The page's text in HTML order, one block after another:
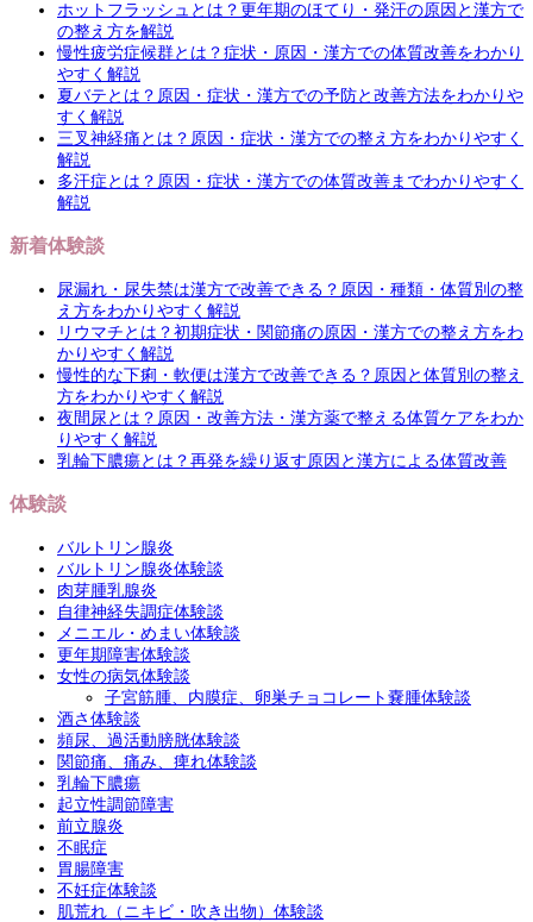
ホットフラッシュとは？更年期のほてり・発汗の原因と漢方で
の整え方を解説
慢性疲労症候群とは？症状・原因・漢方での体質改善をわかり
やすく解説
夏バテとは？原因・症状・漢方での予防と改善方法をわかりや
すく解説
三叉神経痛とは？原因・症状・漢方での整え方をわかりやすく
解説
多汗症とは？原因・症状・漢方での体質改善までわかりやすく
解説
新着体験談
尿漏れ・尿失禁は漢方で改善できる？原因・種類・体質別の整
え方をわかりやすく解説
リウマチとは？初期症状・関節痛の原因・漢方での整え方をわ
かりやすく解説
慢性的な下痢・軟便は漢方で改善できる？原因と体質別の整え
方をわかりやすく解説
夜間尿とは？原因・改善方法・漢方薬で整える体質ケアをわか
りやすく解説
乳輪下膿瘍とは？再発を繰り返す原因と漢方による体質改善
体験談
バルトリン腺炎
バルトリン腺炎体験談
肉芽腫乳腺炎
自律神経失調症体験談
メニエル・めまい体験談
更年期障害体験談
女性の病気体験談
子宮筋腫、内膜症、卵巣チョコレート嚢腫体験談
酒さ体験談
頻尿、過活動膀胱体験談
関節痛、痛み、痺れ体験談
乳輪下膿瘍
起立性調節障害
前立腺炎
不眠症
胃腸障害
不妊症体験談
肌荒れ（ニキビ・吹き出物）体験談